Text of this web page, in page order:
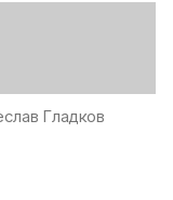
Гладков